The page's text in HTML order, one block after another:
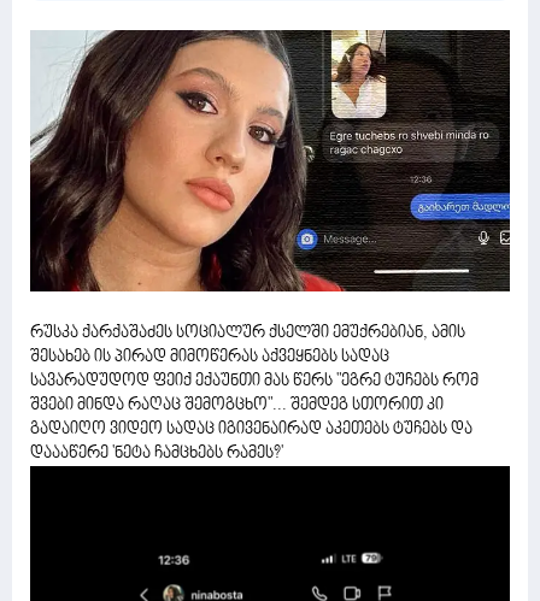
რუსკა ქარქაშაძეს სოციალურ ქსელში ემუქრებიან, ამის
შესახებ ის პირად მიმოწერას აქვეყნებს სადაც
სავარადუდოდ ფეიქ ექაუნთი მას წერს "ეგრე ტუჩებს რომ
შვები მინდა რაღაც შემოგცხო"... შემდეგ სთორით კი
გადაიღო ვიდეო სადაც იგივენაირად აკეთებს ტუჩებს და
დაააწერე 'ნეტა ჩამცხებს რამეს?'